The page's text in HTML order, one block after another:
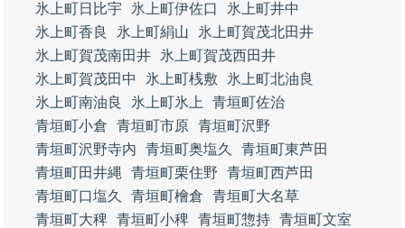
氷上町日比宇
氷上町伊佐口
氷上町井中
氷上町香良
氷上町絹山
氷上町賀茂北田井
氷上町賀茂南田井
氷上町賀茂西田井
氷上町賀茂田中
氷上町桟敷
氷上町北油良
氷上町南油良
氷上町氷上
青垣町佐治
青垣町小倉
青垣町市原 青垣町沢野
青垣町沢野寺内
青垣町奥塩久
青垣町東芦田
青垣町田井縄
青垣町栗住野
青垣町西芦田
青垣町口塩久
青垣町檜倉
青垣町大名草
青垣町大稗 青垣町小稗 青垣町惣持 青垣町文室